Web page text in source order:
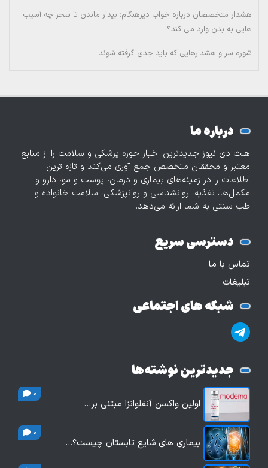
هشدار متخصصان درباره خواب دیرهنگام؛ بیدار ماندن تا سحر چه آسیب
هایی به بدن وارد می کند؟
شوره سر و هشدارهایی که باید جدی گرفته شوند
درباره ما
هلث دی نیوز جدیدترین اخبار حوزه پزشکی و سلامت را از منابع
معتبر و محققان متخصص جمع آوری می‌کند و تازه‌ ترین
اطلاعات را در زمینه‌های بیماری و درمان، پوست و مو، دارو و
مکمل‌ها، تغذیه، روانشناسی و روانپزشکی، سلامت خانواده و
طب سنتی به شما ارائه می‌دهد.
دسترسی سریع
تماس با ما
تبلیغات
شبکه های اجتماعی
جدیدترین نوشته‌ها
اولین واکسن آنفلوانزا مبتنی بر…
0
بیماری های شایع تابستان چیست؟…
0